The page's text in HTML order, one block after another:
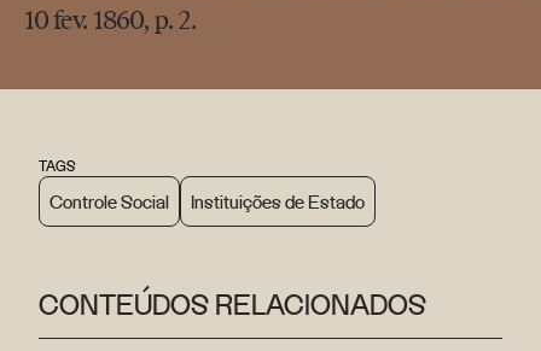
10 fev. 1860, p. 2.
TAGS
Controle Social Instituições de Estado
CONTEÚDOS RELACIONADOS